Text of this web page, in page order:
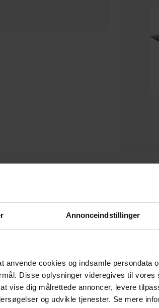
Annonceindstillinger
anvende cookies og indsamle persondata
Disse oplysninger videregives til vores
vise dig målrettede annoncer, levere
og udvikle tjenester. Se mere
AF E-MÆRKET
Tryghed når du handler